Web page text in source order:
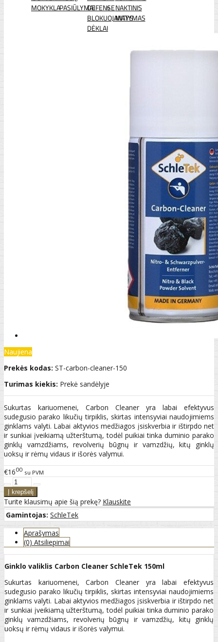
MOKYKLAPASIŪLYMAIDEFENSE
BLOKUOJANTYS
DĖKLAI
NAKTINIS
MATYMAS
Naujiena
Prekės kodas: ST-carbon-cleaner-150
Turimas kiekis: Prekė sandėlyje
Sukurtas kariuomenei, Carbon Cleaner yra labai efektyvus
sudegusio parako likučių tirpiklis, skirtas intensyviai naudojimiems
ginklams valyti. Labai aktyvios medžiagos įsiskverbia ir ištirpdo net
ir sunkiai įveikiamą užterštumą, todėl puikiai tinka duminio parako
ginklų vamzdžiams, revolverių būgnų ir vamzdžių, kitų ginklų
uoksų ir rėmų vidaus ir išorės valymui.
€1600 su PVM
Turite klausimų apie šią prekę? Klauskite
Gamintojas: SchleTek
Aprašymas
(0) Atsiliepimai
Ginklo valiklis Carbon Cleaner SchleTek 150ml
Sukurtas kariuomenei, Carbon Cleaner yra labai efektyvus
sudegusio parako likučių tirpiklis, skirtas intensyviai naudojimiems
ginklams valyti. Labai aktyvios medžiagos įsiskverbia ir ištirpdo net
ir sunkiai įveikiamą užterštumą, todėl puikiai tinka duminio parako
ginklų vamzdžiams, revolverių būgnų ir vamzdžių, kitų ginklų
uoksų ir rėmų vidaus ir išorės valymui.